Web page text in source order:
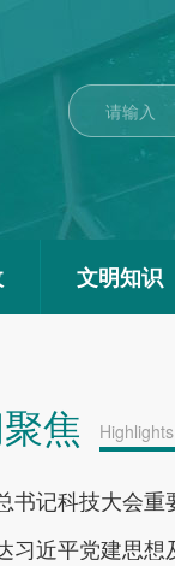
文明知识
焦 Highlights